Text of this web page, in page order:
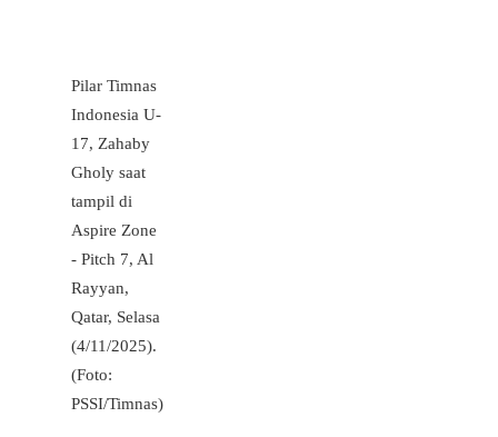
Pilar Timnas
Indonesia U-
17, Zahaby
Gholy saat
tampil di
Aspire Zone
- Pitch 7, Al
Rayyan,
Qatar, Selasa
(4/11/2025).
(Foto:
PSSI/Timnas)